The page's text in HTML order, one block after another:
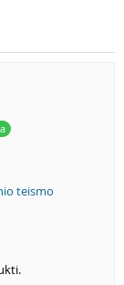
teismo